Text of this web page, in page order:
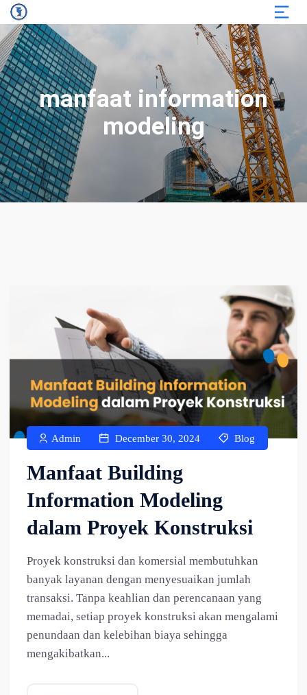
manfaat information
modeling
Admin December 30, 2024 Blog
Manfaat Building
Information Modeling
dalam Proyek Konstruksi
Proyek konstruksi dan komersial membutuhkan
banyak layanan dengan menyesuaikan jumlah
transaksi. Tanpa keahlian dan perencanaan yang
memadai, setiap proyek konstruksi akan mengalami
penundaan dan kelebihan biaya sehingga
mengakibatkan...